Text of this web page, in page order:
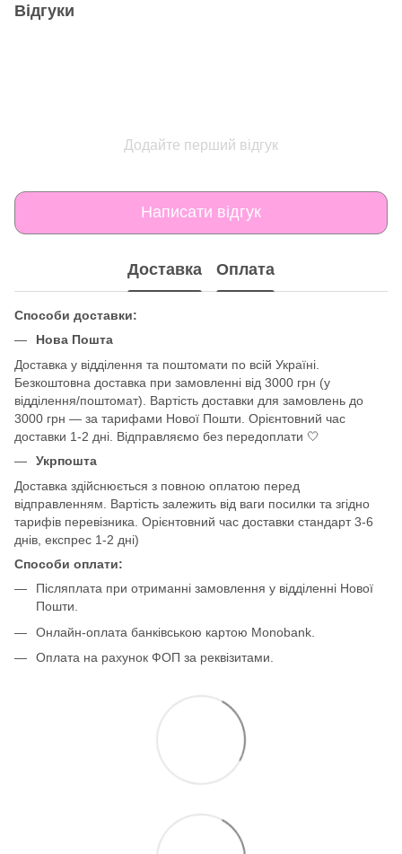
Відгуки
Додайте перший відгук
Написати відгук
Доставка Оплата
Способи доставки:
Нова Пошта
Доставка у відділення та поштомати по всій Україні.
Безкоштовна доставка при замовленні від 3000 грн (у
відділення/поштомат). Вартість доставки для замовлень до
3000 грн — за тарифами Нової Пошти. Орієнтовний час
доставки 1-2 дні. Відправляємо без передоплати 🤍
Укрпошта
Доставка здійснюється з повною оплатою перед
відправленням. Вартість залежить від ваги посилки та згідно
тарифів перевізника. Орієнтовний час доставки стандарт 3-6
днів, експрес 1-2 дні)
Способи оплати:
Післяплата при отриманні замовлення у відділенні Нової
Пошти.
Онлайн-оплата банківською картою Monobank.
Оплата на рахунок ФОП за реквізитами.